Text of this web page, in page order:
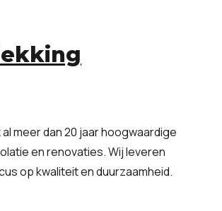
meer dan 20 jaar hoogwaardige
en renovaties. Wij leveren
op kwaliteit en duurzaamheid.